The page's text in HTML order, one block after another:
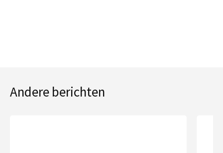
Andere berichten